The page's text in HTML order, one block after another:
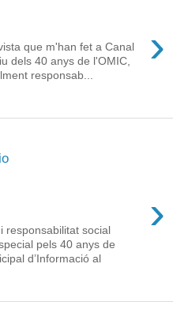
›
que m'han fet a Canal
dels 40 anys de l'OMIC,
responsab...
›
responsabilitat social
pels 40 anys de
d’Informació al